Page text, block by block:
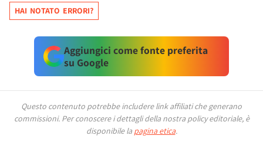
HAI NOTATO ERRORI?
Aggiungici come fonte preferita
su Google
Questo contenuto potrebbe includere link affiliati che generano
commissioni. Per conoscere i dettagli della nostra policy editoriale, è
disponibile la pagina etica.